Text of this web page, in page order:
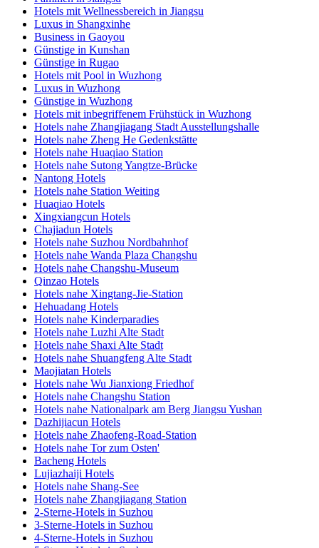
Hotels mit Wellnessbereich in Jiangsu
Luxus in Shangxinhe
Business in Gaoyou
Günstige in Kunshan
Günstige in Rugao
Hotels mit Pool in Wuzhong
Luxus in Wuzhong
Günstige in Wuzhong
Hotels mit inbegriffenem Frühstück in Wuzhong
Hotels nahe Zhangjiagang Stadt Ausstellungshalle
Hotels nahe Zheng He Gedenkstätte
Hotels nahe Huaqiao Station
Hotels nahe Sutong Yangtze-Brücke
Nantong Hotels
Hotels nahe Station Weiting
Huaqiao Hotels
Xingxiangcun Hotels
Chajiadun Hotels
Hotels nahe Suzhou Nordbahnhof
Hotels nahe Wanda Plaza Changshu
Hotels nahe Changshu-Museum
Qinzao Hotels
Hotels nahe Xingtang-Jie-Station
Hehuadang Hotels
Hotels nahe Kinderparadies
Hotels nahe Luzhi Alte Stadt
Hotels nahe Shaxi Alte Stadt
Hotels nahe Shuangfeng Alte Stadt
Maojiatan Hotels
Hotels nahe Wu Jianxiong Friedhof
Hotels nahe Changshu Station
Hotels nahe Nationalpark am Berg Jiangsu Yushan
Dazhijiacun Hotels
Hotels nahe Zhaofeng-Road-Station
Hotels nahe Tor zum Osten'
Bacheng Hotels
Lujiazhaiji Hotels
Hotels nahe Shang-See
Hotels nahe Zhangjiagang Station
2-Sterne-Hotels in Suzhou
3-Sterne-Hotels in Suzhou
4-Sterne-Hotels in Suzhou